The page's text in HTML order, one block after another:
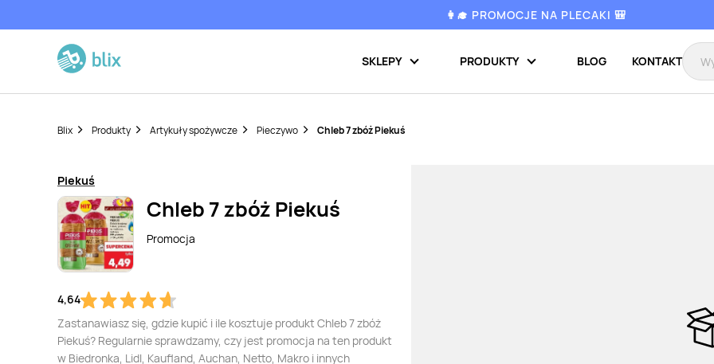
👩‍🎓 PROMOCJE NA PLECAKI 🎒
SKLEPY PRODUKTY BLOG KONTAKT
Blix Produkty Artykuły spożywcze Pieczywo Chleb 7 zbóż Piekuś
Piekuś
Chleb 7 zbóż Piekuś
Promocja
4,64
Zastanawiasz się, gdzie kupić i ile kosztuje produkt Chleb 7 zbóż
Piekuś? Regularnie sprawdzamy, czy jest promocja na ten produkt
w Biedronka, Lidl, Kaufland, Auchan, Netto, Makro i innych